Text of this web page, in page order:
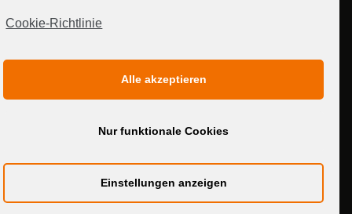
MEDIADATEN
Cookie-Richtlinie
Alle akzeptieren
Nur funktionale Cookies
Einstellungen anzeigen